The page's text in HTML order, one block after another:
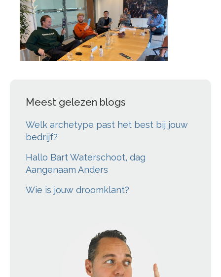
Meest gelezen blogs
Welk archetype past het best bij jouw
bedrijf?
Hallo Bart Waterschoot, dag
Aangenaam Anders
Wie is jouw droomklant?